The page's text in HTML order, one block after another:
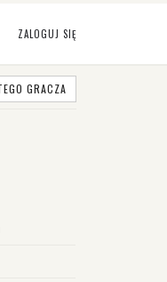
ZALOGUJ SIĘ
GRACZA